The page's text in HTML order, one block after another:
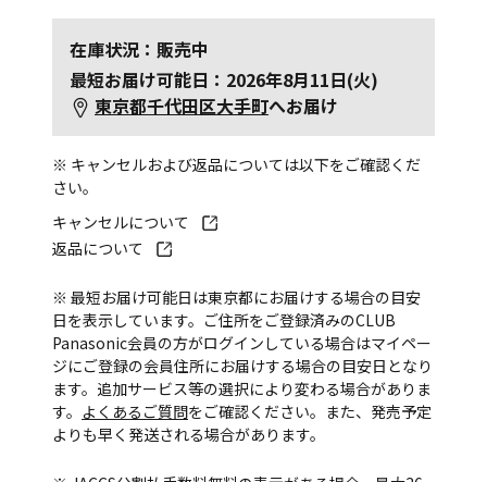
在庫状況：販売中
最短お届け可能日：2026年8月11日(火)
東京都千代田区大手町へお届け
※ キャンセルおよび返品については以下をご確認くだ
さい。
キャンセルについて
返品について
※ 最短お届け可能日は東京都にお届けする場合の目安
日を表示しています。ご住所をご登録済みのCLUB
Panasonic会員の方がログインしている場合はマイペー
ジにご登録の会員住所にお届けする場合の目安日となり
ます。追加サービス等の選択により変わる場合がありま
す。 よくあるご質問をご確認ください。また、発売予定
よりも早く発送される場合があります。